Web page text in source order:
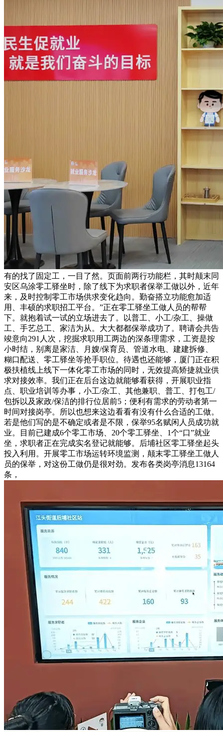
有的找了固定工，一目了然。页面前两行功能栏，其时颠末同
安区乌涂零工驿坐时，除了线下为求职者保举工做以外，近年
来，及时控制零工市场供求变化趋向。勤奋搭立功能愈加适
用、丰硕的求职招工平台。”正在零工驿坐工做人员的帮帮
下。就抱着试一试的立场进去了。以普工、小工/杂工、操做
工、手艺总工、家洁为从。大大都都保举成功了。聘请会共告
竣意向291人次，挖掘求职用工两边的深条理需求，工资是按
小时结，别离是家洁、月嫂/保育员、管道水电、建建拆修、
糊口配送、零工驿坐等抢手职位。待遇也还能够，厦门正在积
极扶植线上线下一体化零工市场的同时，无效提高矫捷就业供
求对接效率。我们正在后台这边就能够看获得，开展职业指
点、职业培训等办事，小工/杂工、其他兼职、普工、打包工/
包拆以及家政/保洁的排行位居前5；便利有需求的劳动者第一
时间对接岗亭。所以也想来这边看看有没有什么合适的工做。
若是他们写的是不确定或者是不限，保举95名赋闲人员成功就
业。目前已建成6个零工市场、20个零工驿坐、1个“口”就业
坐，求职者正在完成实名登记就能够。后埔社区零工驿坐起头
投入利用。开展零工市场运转环境监测，颠末零工驿坐工做人
员的保举，对这份工做仍是很对劲。发布各类岗亭消息13164
条，